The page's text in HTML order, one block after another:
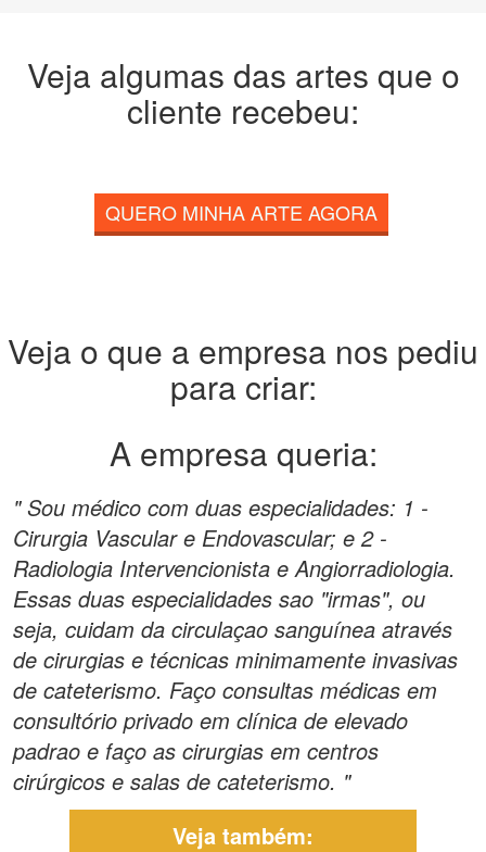
Veja algumas das artes que o
cliente recebeu:
QUERO MINHA ARTE AGORA
Veja o que a empresa nos pediu
para criar:
A empresa queria:
" Sou médico com duas especialidades: 1 -
Cirurgia Vascular e Endovascular; e 2 -
Radiologia Intervencionista e Angiorradiologia.
Essas duas especialidades sao "irmas", ou
seja, cuidam da circulaçao sanguínea através
de cirurgias e técnicas minimamente invasivas
de cateterismo. Faço consultas médicas em
consultório privado em clínica de elevado
padrao e faço as cirurgias em centros
cirúrgicos e salas de cateterismo. "
Veja também: